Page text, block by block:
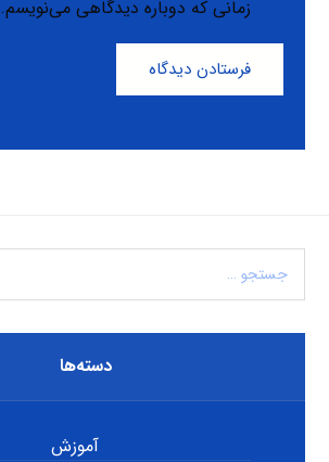
زمانی که دوباره دیدگاهی می‌نویسم.
فرستادن دیدگاه
دسته‌ها
آموزش